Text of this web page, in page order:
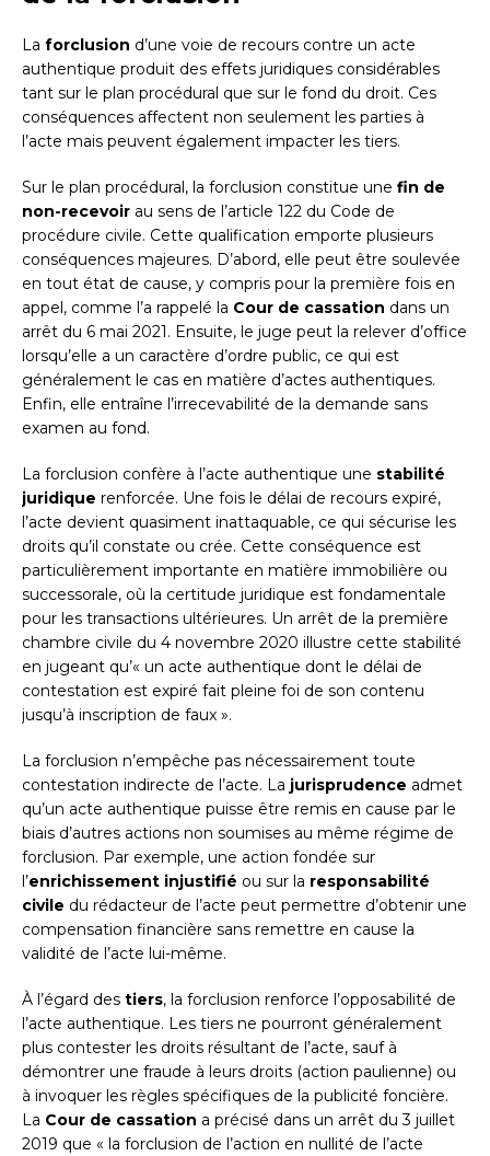
La forclusion d’une voie de recours contre un acte
authentique produit des effets juridiques considérables
tant sur le plan procédural que sur le fond du droit. Ces
conséquences affectent non seulement les parties à
l’acte mais peuvent également impacter les tiers.
Sur le plan procédural, la forclusion constitue une fin de
non-recevoir au sens de l’article 122 du Code de
procédure civile. Cette qualification emporte plusieurs
conséquences majeures. D’abord, elle peut être soulevée
en tout état de cause, y compris pour la première fois en
appel, comme l’a rappelé la Cour de cassation dans un
arrêt du 6 mai 2021. Ensuite, le juge peut la relever d’office
lorsqu’elle a un caractère d’ordre public, ce qui est
généralement le cas en matière d’actes authentiques.
Enfin, elle entraîne l’irrecevabilité de la demande sans
examen au fond.
La forclusion confère à l’acte authentique une stabilité
juridique renforcée. Une fois le délai de recours expiré,
l’acte devient quasiment inattaquable, ce qui sécurise les
droits qu’il constate ou crée. Cette conséquence est
particulièrement importante en matière immobilière ou
successorale, où la certitude juridique est fondamentale
pour les transactions ultérieures. Un arrêt de la première
chambre civile du 4 novembre 2020 illustre cette stabilité
en jugeant qu’« un acte authentique dont le délai de
contestation est expiré fait pleine foi de son contenu
jusqu’à inscription de faux ».
La forclusion n’empêche pas nécessairement toute
contestation indirecte de l’acte. La jurisprudence admet
qu’un acte authentique puisse être remis en cause par le
biais d’autres actions non soumises au même régime de
forclusion. Par exemple, une action fondée sur
l’enrichissement injustifié ou sur la responsabilité
civile du rédacteur de l’acte peut permettre d’obtenir une
compensation financière sans remettre en cause la
validité de l’acte lui-même.
À l’égard des tiers, la forclusion renforce l’opposabilité de
l’acte authentique. Les tiers ne pourront généralement
plus contester les droits résultant de l’acte, sauf à
démontrer une fraude à leurs droits (action paulienne) ou
à invoquer les règles spécifiques de la publicité foncière.
La Cour de cassation a précisé dans un arrêt du 3 juillet
2019 que « la forclusion de l’action en nullité de l’acte